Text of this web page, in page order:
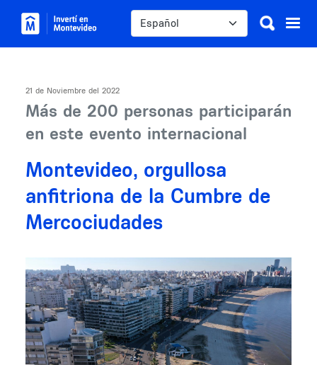
Pasar al contenido principal
Select your language
21 de Noviembre del 2022
Más de 200 personas participarán
en este evento internacional
Montevideo, orgullosa
anfitriona de la Cumbre de
Mercociudades
Image